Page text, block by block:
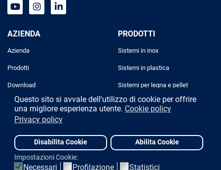
Questo sito si avvale dell'utilizzo di cookie per offrire
una migliore esperienza utente. Cookie policy
Privacy policy
Disabilita Cookie Abilita Cookie
Impostazioni Cookie:
Necessari Profilazione Statistici
AZIENDA
Azienda
Prodotti
Download
Progettazione
Contatti
PRODOTTI
Sistemi in inox
Sistemi in plastica
Sistemi per legna e pellet
Sistemi industriali
Designed and powered by
Due Elle Web Agency
Privacy policy